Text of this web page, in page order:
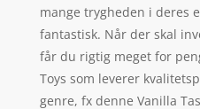
mange trygheden i deres
fantastisk. Når der skal
får du rigtig meget for
Toys som leverer
genre, fx denne Vanilla